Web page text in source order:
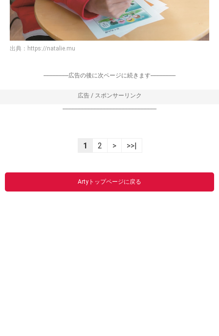
出典： https://natalie.mu
-----------------広告の後に次ページに続きます-----------------
広告 / スポンサーリンク
----------------------------------------------------------------
1 2 > >>|
Artyトップページに戻る